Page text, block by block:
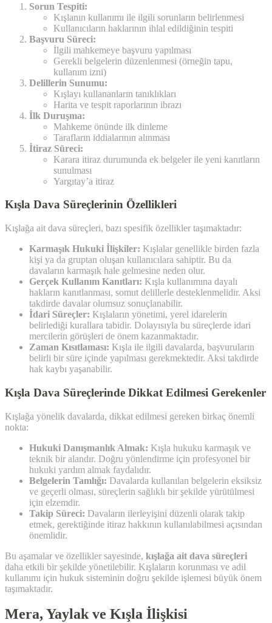
Sorun Tespiti:
Kışlanın kullanımı ile ilgili sorunların belirlenmesi
Kullanıcıların haklarının ihlal edildiğinin tespiti
Başvuru Süreci:
İlgili mahkemeye başvuru yapılması
Gerekli belgelerin düzenlenmesi (örneğin tapu,
kullanım izni)
Delillerin Sunumu:
Kışlayı kullananların tanıklıkları
Harita ve tespit raporlarının ibrazı
İlk Duruşma:
Mahkeme önünde ilk dinleme
Tarafların iddialarının alınması
İtiraz Süreci:
Karara itiraz durumunda ek belgeler ile yeni kanıtların
sunulması
Yargıtay’a itiraz
Kışla Dava Süreçlerinin Özellikleri
Kışlağa ait dava süreçleri, bazı spesifik özellikler taşımaktadır:
Karmaşık Hukuki İlişkiler: Kışlalar genellikle birden fazla
kişi ya da gruptan oluşan kullanıcılara sahiptir. Bu da
davaların karmaşık hale gelmesine neden olur.
Gerçek Kullanım Kanıtları: Kışla kullanımına dayalı
hakların kanıtlanması, somut delillerle desteklenmelidir. Aksi
takdirde davalar olumsuz sonuçlanabilir.
İdari Süreçler: Kışlaların yönetimi, yerel idarelerin
belirlediği kurallara tabidir. Dolayısıyla bu süreçlerde idari
mercilerin görüşleri de önem kazanmaktadır.
Zaman Kısıtlaması: Kışla ile ilgili davalarda, başvuruların
belirli bir süre içinde yapılması gerekmektedir. Aksi takdirde
hak kaybı yaşanabilir.
Kışla Dava Süreçlerinde Dikkat Edilmesi Gerekenler
Kışlağa yönelik davalarda, dikkat edilmesi gereken birkaç önemli
nokta:
Hukuki Danışmanlık Almak: Kışla hukuku karmaşık ve
teknik bir alandır. Doğru yönlendirme için profesyonel bir
hukuki yardım almak faydalıdır.
Belgelerin Tamlığı: Davalarda kullanılan belgelerin eksiksiz
ve geçerli olması, süreçlerin sağlıklı bir şekilde yürütülmesi
için elzemdir.
Takip Süreci: Davaların ilerleyişini düzenli olarak takip
etmek, gerektiğinde itiraz hakkının kullanılabilmesi açısından
önemlidir.
Bu aşamalar ve özellikler sayesinde, kışlağa ait dava süreçleri
daha etkili bir şekilde yönetilebilir. Kışlaların korunması ve adil
kullanımı için hukuk sisteminin doğru şekilde işlemesi büyük önem
taşımaktadır.
Mera, Yaylak ve Kışla İlişkisi